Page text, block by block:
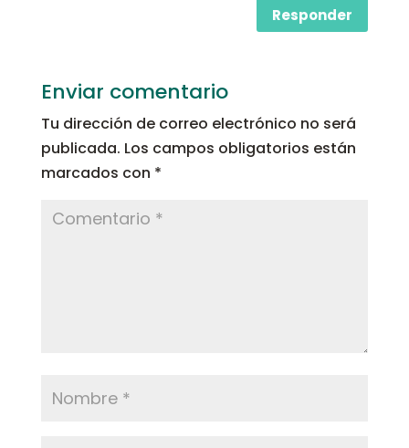
Responder
Enviar comentario
Tu dirección de correo electrónico no será
publicada. Los campos obligatorios están
marcados con *